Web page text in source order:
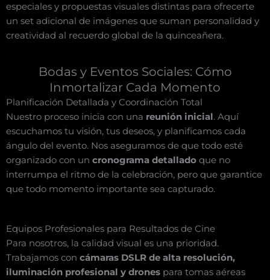
especiales y propuestas visuales distintas para ofrecerte
un set adicional de imágenes que suman personalidad y
creatividad al recuerdo global de la quinceañera.
Bodas y Eventos Sociales: Cómo
Inmortalizar Cada Momento
Planificación Detallada y Coordinación Total
Nuestro proceso inicia con una reunión inicial. Aquí
escuchamos tu visión, tus deseos, y planificamos cada
ángulo del evento. Nos aseguramos de que todo esté
organizado con un cronograma detallado que no
interrumpa el ritmo de la celebración, pero que garantice
que todo momento importante sea capturado.
Equipos Profesionales para Resultados de Cine
Para nosotros, la calidad visual es una prioridad.
Trabajamos con cámaras DSLR de alta resolución,
iluminación profesional y drones para tomas aéreas